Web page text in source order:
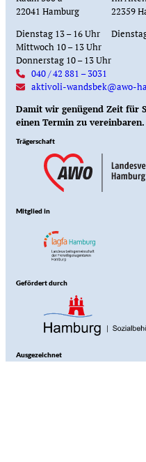
22041 Hamburg
Dienstag 13 – 16 Uhr
Mittwoch 10 – 13 Uhr
Donnerstag 10 – 13 Uhr
22359
040 / 42 881 – 3031
aktivoli-wandsbek@awo-
Damit wir genügend Zeit für
einen Termin zu vereinbaren.
Trägerschaft
Mitglied in
Gefördert durch
Ausgezeichnet